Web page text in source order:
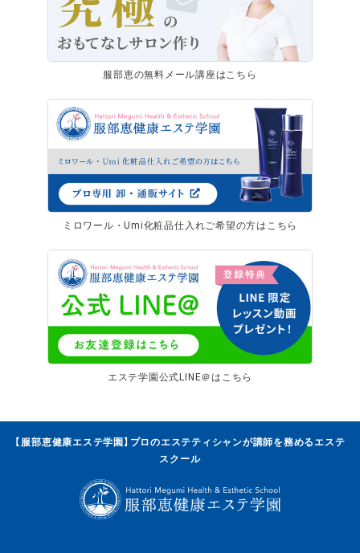
服部恵の無料メール講座はこちら
ミロワール・Umi化粧品仕入れご希望の方はこちら
エステ学園公式LINE＠はこちら
【服部恵健康エステ学園】プロのエステティシャンが講師を務めるエステ
スクール